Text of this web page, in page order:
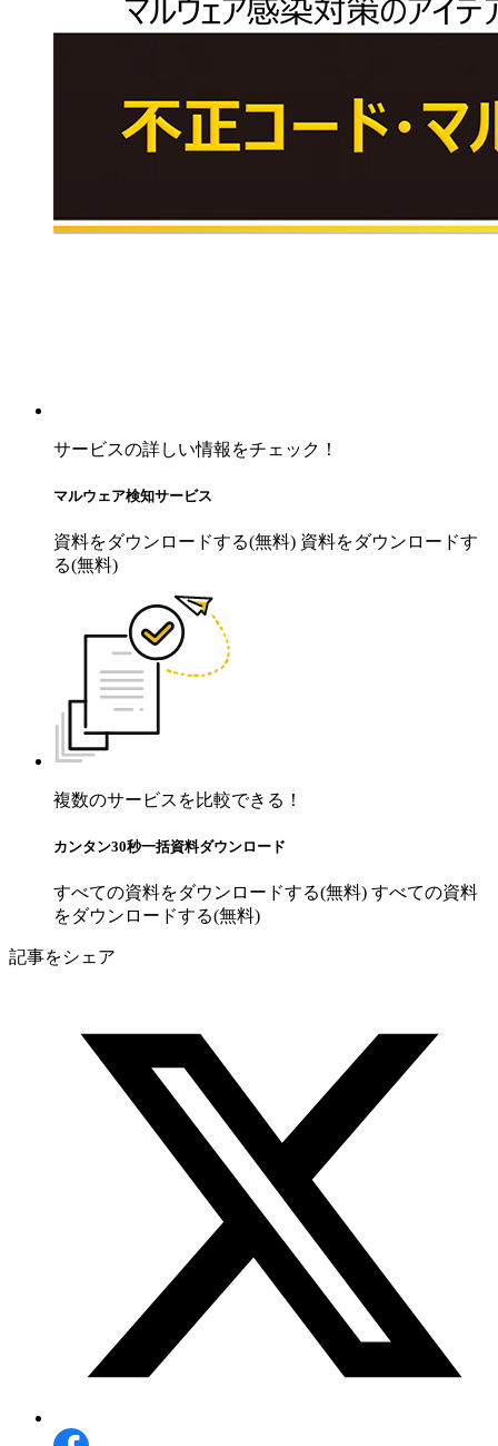
サービスの詳しい情報をチェック！
マルウェア検知サービス
資料をダウンロードする(無料) 資料をダウンロードす
る(無料)
複数のサービスを比較できる！
カンタン30秒一括資料ダウンロード
すべての資料をダウンロードする(無料) すべての資料
をダウンロードする(無料)
記事をシェア